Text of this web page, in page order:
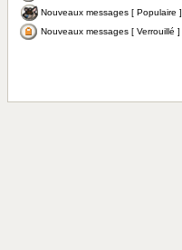
Nouveaux messages [ Populaire ]
Nouveaux messages [ Verrouillé ]